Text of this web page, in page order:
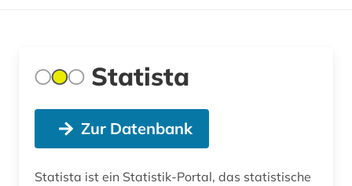
Statista
Zur Datenbank
Statista ist ein Statistik-Portal, das statistische